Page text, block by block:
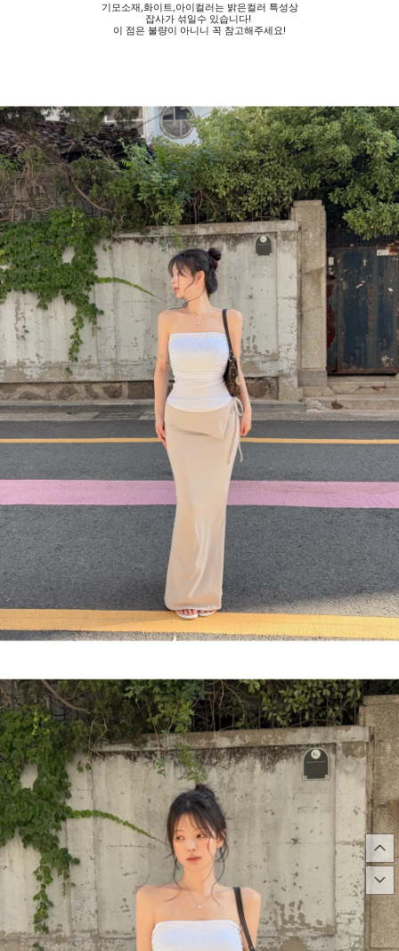
기모소재,화이트,아이컬러는 밝은컬러 특성상
잡사가 섞일수 있습니다!
이 점은 불량이 아니니 꼭 참고해주세요!